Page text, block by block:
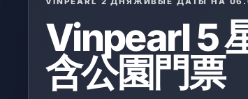
Vinpearl 5
含公園門票